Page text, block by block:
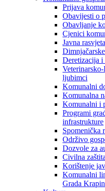
Prijava
Obavijesti o
Obavljanje
Cjenici
Javna rasvjeta
Deretizacija i
ljubimci
Komunalni
Komunalna
Komunalni i
Programi
infrastrukture
Spomenička
Održivo
Dozvole za
Civilna zaštita
Korištenje
Komunalni
Grada